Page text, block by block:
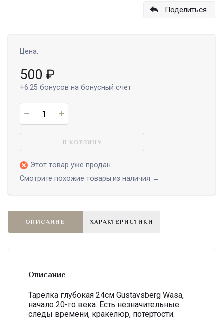
Поделиться
Цена:
500 ₽
+6.25 бонусов на бонусный счет
В КОРЗИНУ
Этот товар уже продан
Смотрите похожие товары из наличия →
ОПИСАНИЕ ХАРАКТЕРИСТИКИ
Описание
Тарелка глубокая 24см Gustavsberg Wasa,
начало 20-го века. Есть незначительные
следы времени, кракелюр, потертости.